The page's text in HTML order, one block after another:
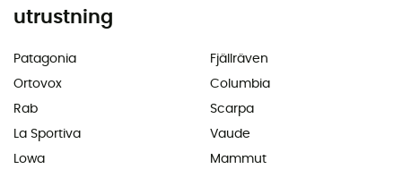
utrustning
Patagonia
Ortovox
Rab
La Sportiva
Lowa
Fjällräven
Columbia
Scarpa
Vaude
Mammut